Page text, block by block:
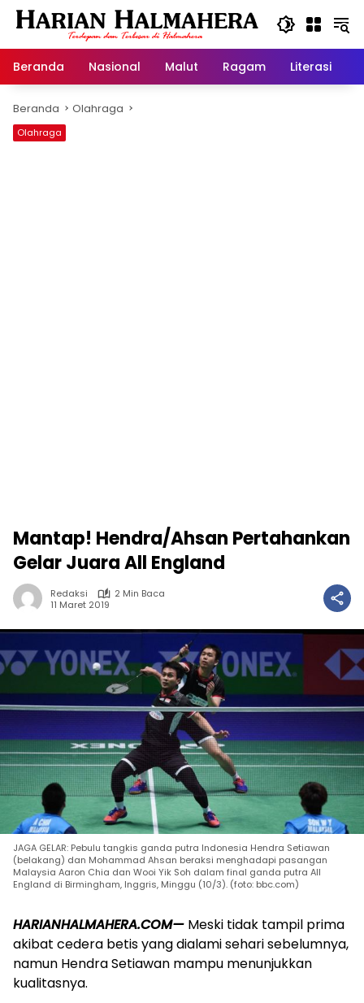
Langsung
Beranda
Nasional Malut Ragam Literasi
Beranda Olahraga
Olahraga
Mantap! Hendra/Ahsan Pertahankan
Gelar Juara All England
Redaksi
2 Min Baca
11 Maret 2019
JAGA GELAR: Pebulu tangkis ganda putra Indonesia Hendra Setiawan
(belakang) dan Mohammad Ahsan beraksi menghadapi pasangan
Malaysia Aaron Chia dan Wooi Yik Soh dalam final ganda putra All
England di Birmingham, Inggris, Minggu (10/3). (foto: bbc.com)
HARIANHALMAHERA.COM— Meski tidak tampil prima
akibat cedera betis yang dialami sehari sebelumnya,
namun Hendra Setiawan mampu menunjukkan
kualitasnya.